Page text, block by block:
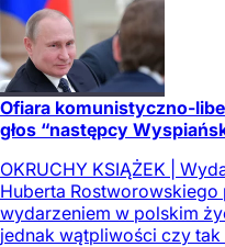
Ofiara komunistyczno-
głos “następcy
OKRUCHY KSIĄŻEK |
Huberta
wydarzeniem w polskim
jednak wątpliwości czy